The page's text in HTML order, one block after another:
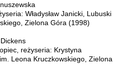
Władysław Janicki, Lubuski
Zielona Góra (1998)
reżyseria: Krystyna
Leona Kruczkowskiego, Zielona